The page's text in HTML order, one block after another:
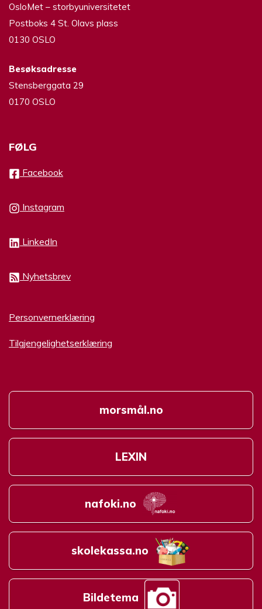
OsloMet – storbyuniversitetet
Postboks 4 St. Olavs plass
0130 OSLO
Besøksadresse
Stensberggata 29
0170 OSLO
FØLG
Facebook
Instagram
LinkedIn
Nyhetsbrev
Personvernerklæring
Tilgjengelighetserklæring
morsmål.no
LEXIN
nafoki.no
skolekassa.no
Bildetema